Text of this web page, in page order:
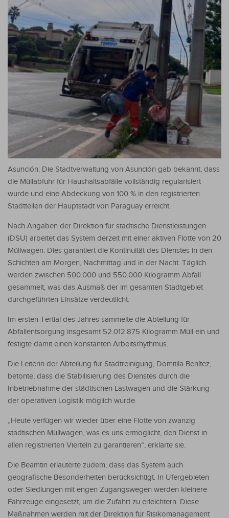
Asunción: Die Stadtverwaltung von Asunción gab bekannt, dass
die Müllabfuhr für Haushaltsabfälle vollständig regularisiert
wurde und eine Abdeckung von 100 % in den registrierten
Stadtteilen der Hauptstadt von Paraguay erreicht.
Nach Angaben der Direktion für städtische Dienstleistungen
(DSU) arbeitet das System derzeit mit einer aktiven Flotte von 20
Müllwagen. Dies garantiert die Kontinuität des Dienstes in den
Schichten am Morgen, Nachmittag und in der Nacht. Täglich
werden zwischen 500.000 und 550.000 Kilogramm Abfall
gesammelt, was das Ausmaß der im gesamten Stadtgebiet
durchgeführten Einsätze verdeutlicht.
Im ersten Tertial des Jahres sammelte die Abteilung für
Abfallentsorgung insgesamt 52.012.875 Kilogramm Müll ein und
festigte damit einen konstanten Arbeitsrhythmus.
Die Leiterin der Abteilung für Stadtreinigung, Domitila Benítez,
betonte, dass die Stabilisierung des Dienstes durch die
Inbetriebnahme der städtischen Lastwagen und die Stärkung
der operativen Logistik möglich wurde.
„Heute verfügen wir wieder über eine Flotte von zwanzig
städtischen Müllwagen, was es uns ermöglicht, den Dienst in
allen registrierten Vierteln zu garantieren“, erklärte sie.
Die Beamtin erläuterte zudem, dass das System auch
geografische Besonderheiten berücksichtigt. In Ufergebieten
oder Siedlungen mit engen Zugangswegen werden kleinere
Fahrzeuge eingesetzt, um die Zufahrt zu erleichtern. Diese
Maßnahmen werden mit der Direktion für Risikomanagement